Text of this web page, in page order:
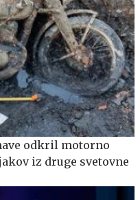
odkril motorno
iz druge svetovne